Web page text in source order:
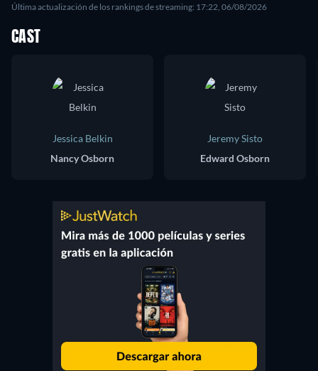
Última actualización de los rankings de streaming: 17:22, 06/08/2026
CAST
Jessica Belkin
Nancy Osborn
Jeremy Sisto
Edward Osborn